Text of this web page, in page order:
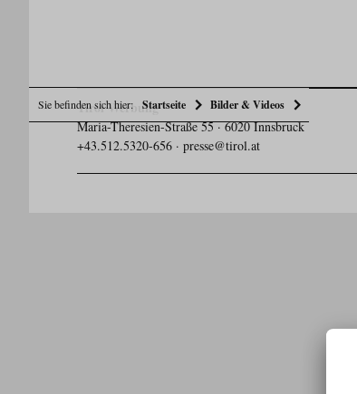
Sie befinden sich hier: Startseite Bilder & Videos
Tirol Werbung
Maria-Theresien-Straße 55 · 6020 Innsbruck
+43.512.5320-656 · presse@tirol.at